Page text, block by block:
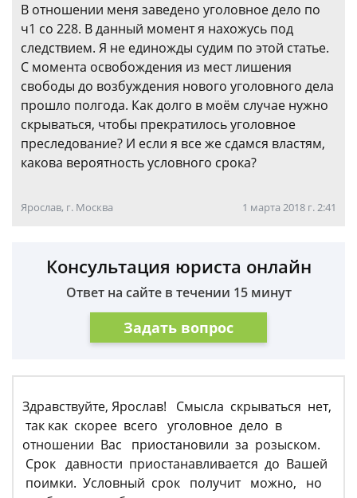
В отношении меня заведено уголовное дело по
ч1 со 228. В данный момент я нахожусь под
следствием. Я не единожды судим по этой статье.
С момента освобождения из мест лишения
свободы до возбуждения нового уголовного дела
прошло полгода. Как долго в моём случае нужно
скрываться, чтобы прекратилось уголовное
преследование? И если я все же сдамся властям,
какова вероятность условного срока?
Ярослав, г. Москва 1 марта 2018 г. 2:41
Консультация юриста онлайн
Ответ на сайте в течении 15 минут
Задать вопрос
Здравствуйте, Ярослав! Смысла скрываться нет,
так как скорее всего уголовное дело в
отношении Вас приостановили за розыском.
Срок давности приостанавливается до Вашей
поимки. Условный срок получит можно, но